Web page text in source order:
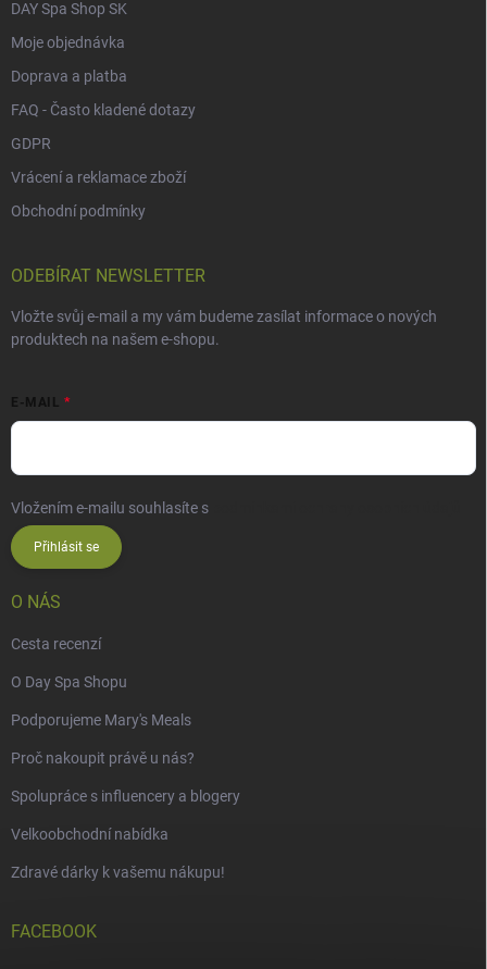
DAY Spa Shop SK
Moje objednávka
Doprava a platba
FAQ - Často kladené dotazy
GDPR
Vrácení a reklamace zboží
Obchodní podmínky
ODEBÍRAT NEWSLETTER
Vložte svůj e-mail a my vám budeme zasílat informace o nových
produktech na našem e-shopu.
E-MAIL
Vložením e-mailu souhlasíte s
Přihlásit se
O NÁS
Cesta recenzí
O Day Spa Shopu
Podporujeme Mary's Meals
Proč nakoupit právě u nás?
Spolupráce s influencery a blogery
Velkoobchodní nabídka
Zdravé dárky k vašemu nákupu!
FACEBOOK